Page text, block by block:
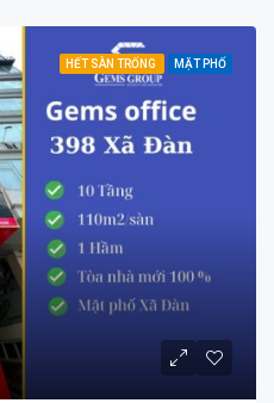
HẾT SÀN TRỐNG MẶT PHỐ